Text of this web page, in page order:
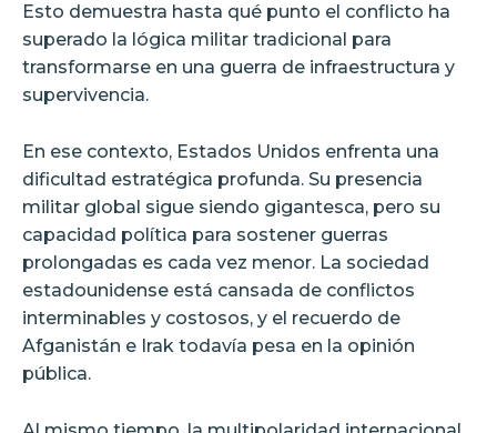
Esto demuestra hasta qué punto el conflicto ha
superado la lógica militar tradicional para
transformarse en una guerra de infraestructura y
supervivencia.
En ese contexto, Estados Unidos enfrenta una
dificultad estratégica profunda. Su presencia
militar global sigue siendo gigantesca, pero su
capacidad política para sostener guerras
prolongadas es cada vez menor. La sociedad
estadounidense está cansada de conflictos
interminables y costosos, y el recuerdo de
Afganistán e Irak todavía pesa en la opinión
pública.